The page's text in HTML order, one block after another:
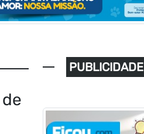
PUBLICIDADE